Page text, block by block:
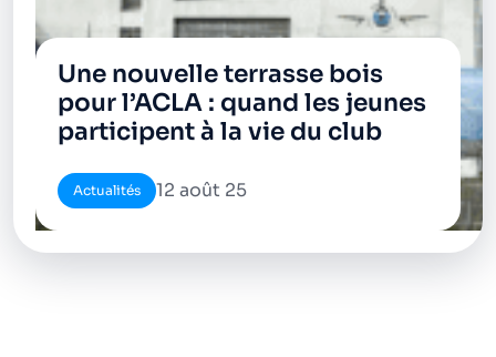
Une nouvelle terrasse bois
pour l’ACLA : quand les jeunes
participent à la vie du club
Actualités 12 août 25